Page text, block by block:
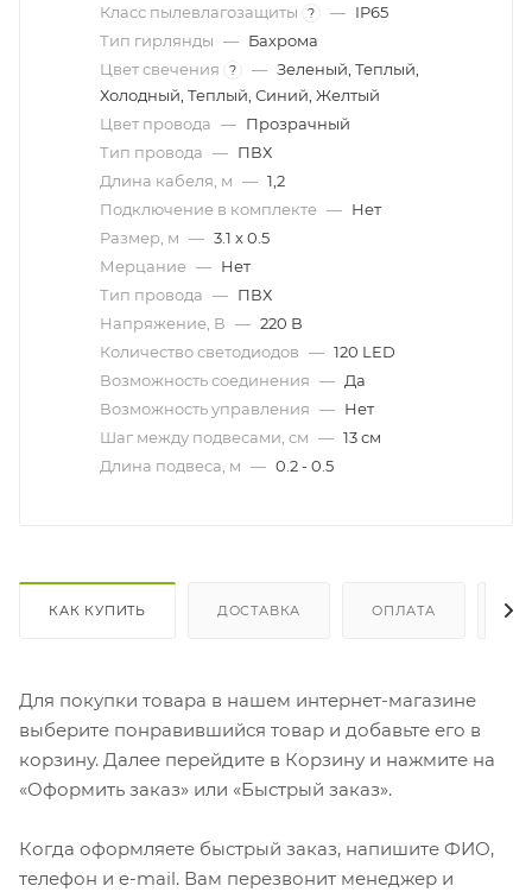
Класс пылевлагозащиты
? — IP65
Тип гирлянды — Бахрома
Цвет свечения
? — Зеленый, Теплый,
Холодный, Теплый, Синий, Желтый
Цвет провода — Прозрачный
Тип провода — ПВХ
Длина кабеля, м — 1,2
Подключение в комплекте — Нет
Размер, м — 3.1 x 0.5
Мерцание — Нет
Тип провода — ПВХ
Напряжение, В — 220 В
Количество светодиодов — 120 LED
Возможность соединения — Да
Возможность управления — Нет
Шаг между подвесами, см — 13 см
Длина подвеса, м — 0.2 - 0.5
КАК КУПИТЬ ДОСТАВКА ОПЛАТА
Для покупки товара в нашем интернет-магазине
выберите понравившийся товар и добавьте его в
корзину. Далее перейдите в Корзину и нажмите на
«Оформить заказ» или «Быстрый заказ».
Когда оформляете быстрый заказ, напишите ФИО,
телефон и e-mail. Вам перезвонит менеджер и